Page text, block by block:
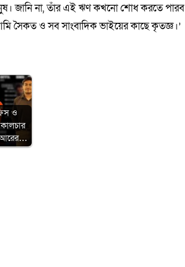
জানি না, তাঁর এই ঋণ কখনো শোধ করতে পারব
সৈকত ও সব সাংবাদিক ভাইয়ের কাছে কৃতজ্ঞ।’
ও
কালচার